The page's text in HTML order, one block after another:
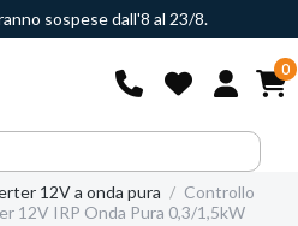
sospese dall'8 al 23/8.
0
12V a onda pura
Controllo
12V IRP Onda Pura 0,3/1,5kW